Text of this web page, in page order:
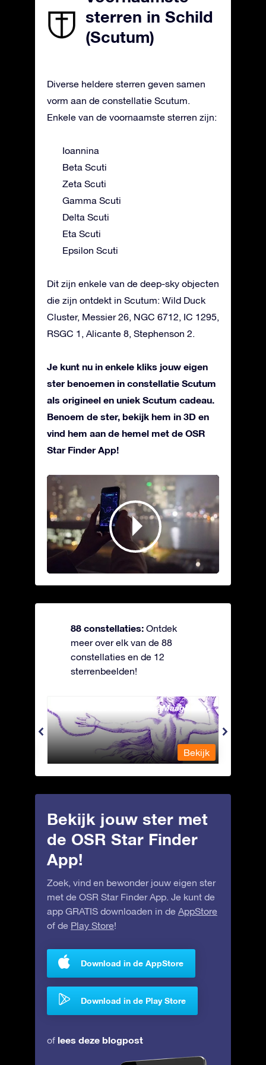
sterren in Schild
(Scutum)
Diverse heldere sterren geven samen
vorm aan de constellatie Scutum.
Enkele van de voornaamste sterren zijn:
Ioannina
Beta Scuti
Zeta Scuti
Gamma Scuti
Delta Scuti
Eta Scuti
Epsilon Scuti
Dit zijn enkele van de deep-sky objecten
die zijn ontdekt in Scutum: Wild Duck
Cluster, Messier 26, NGC 6712, IC 1295,
RSGC 1, Alicante 8, Stephenson 2.
Je kunt nu in enkele kliks jouw eigen
ster benoemen in constellatie Scutum
als origineel en uniek Scutum cadeau.
Benoem de ster, bekijk hem in 3D en
vind hem aan de hemel met de OSR
Star Finder App!
88 constellaties: Ontdek
meer over elk van de 88
constellaties en de 12
sterrenbeelden!
Andromeda - Geketende Maagd
Bekijk
Bekijk jouw ster met
de OSR Star Finder
App!
Zoek, vind en bewonder jouw eigen ster
met de OSR Star Finder App. Je kunt de
app GRATIS downloaden in de AppStore
of de Play Store!
Download in de AppStore
Download in de Play Store
of lees deze blogpost